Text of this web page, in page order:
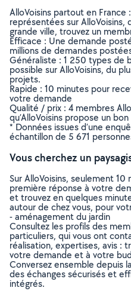
AlloVoisins partout en
représentées sur AlloVoisins,
grande ville, trouvez un
Efficace : Une demande
millions de demandes
Généraliste : 1 250 types de
possible sur AlloVoisins, du
projets.
Rapide : 10 minutes pour
votre demande
Qualité / prix : 4 membres
qu’AlloVoisins propose un
* Données issues d’une
échantillon de 5 671
Vous cherchez un
Sur AlloVoisins, seulement
première réponse à votre
et trouvez en quelques
autour de chez vous, pour
- aménagement du jardin
Consultez les profils des
particuliers, qui vous ont
réalisation, expertises, avis :
votre demande et à votre
Conversez ensemble depuis
des échanges sécurisés et
intégrés.